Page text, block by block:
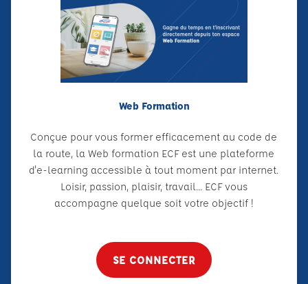
Web Formation
Conçue pour vous former efficacement au code de
la route, la Web formation ECF est une plateforme
d'e-learning accessible à tout moment par internet.
Loisir, passion, plaisir, travail... ECF vous
accompagne quelque soit votre objectif !
SE CONNECTER